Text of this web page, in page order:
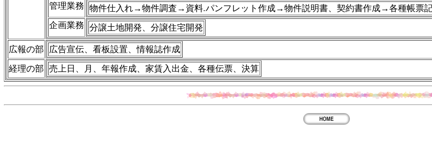
管理業務 物件仕入れ→物件調査→資料.パンフレット作成→物件説明書、契約書作成→各種帳票
企画業務 分譲土地開発、分譲住宅開発
広報の部 広告宣伝、看板設置、情報誌作成
経理の部 売上日、月、年報作成、家賃入出金、 各種伝票、 決算